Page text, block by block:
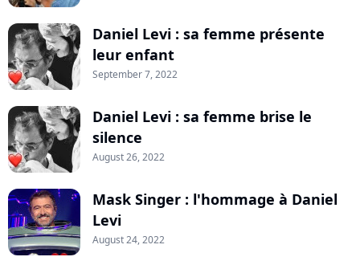
Daniel Levi : sa femme présente
leur enfant
September 7, 2022
Daniel Levi : sa femme brise le
silence
August 26, 2022
Mask Singer : l'hommage à Daniel
Levi
August 24, 2022